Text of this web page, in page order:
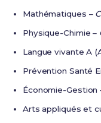
Mathématiques –
Physique-Chimie –
Langue vivante A
Prévention Santé
Économie-Gestion
Arts appliqués et